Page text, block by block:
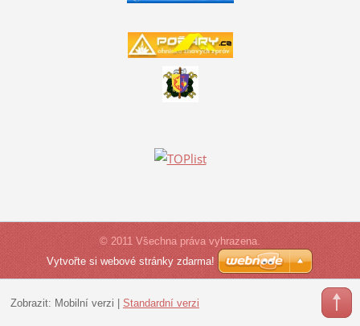
© 2011 Všechna práva vyhrazena.
Vytvořte si webové stránky zdarma!
Zobrazit: Mobilní verzi Standardní verzi